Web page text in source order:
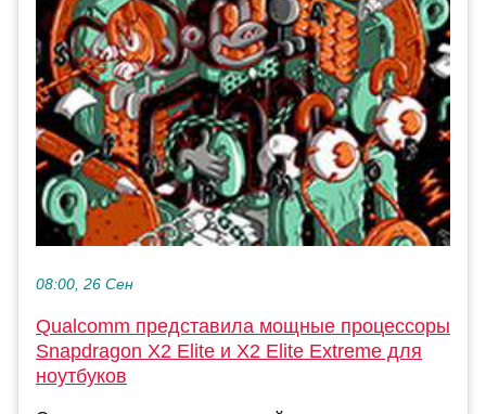
08:00, 26 Сен
Qualcomm представила мощные процессоры
Snapdragon X2 Elite и X2 Elite Extreme для
ноутбуков